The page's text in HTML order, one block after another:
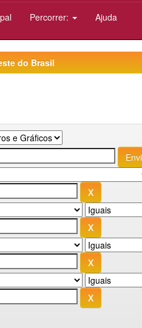
Percorrer: Ajuda
do Brasil